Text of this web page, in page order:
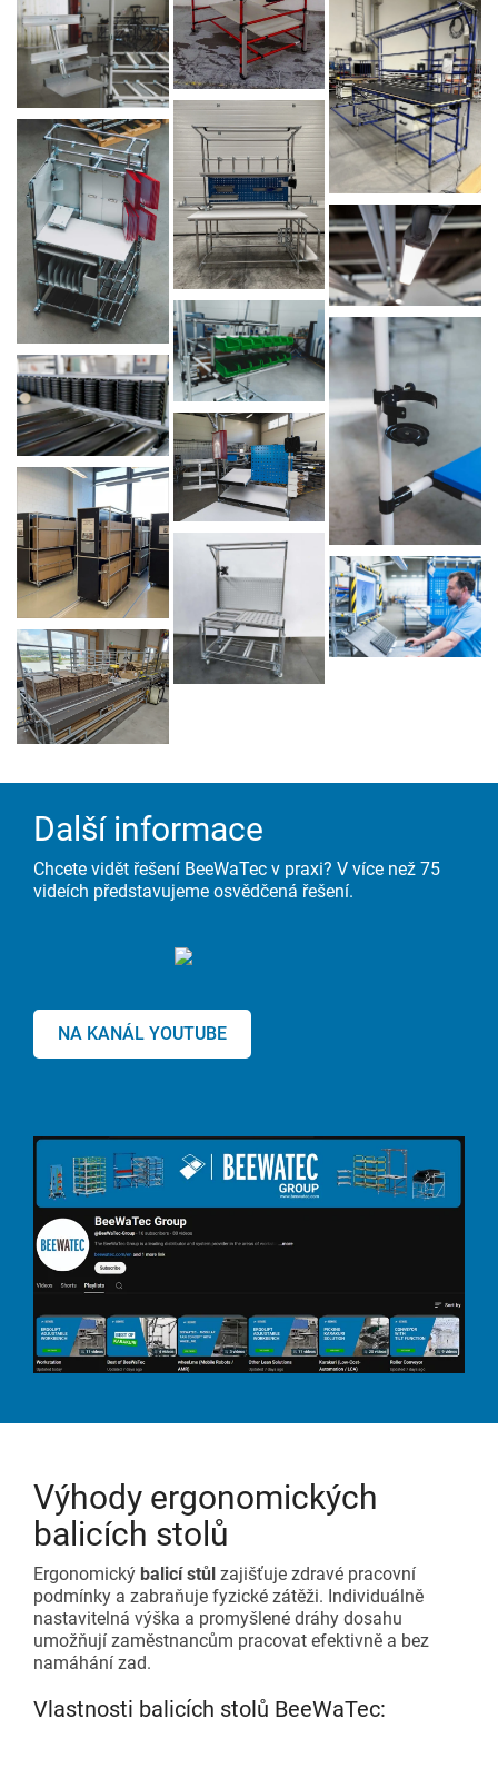
Další informace
Chcete vidět řešení BeeWaTec v praxi? V více než 75
videích představujeme osvědčená řešení.
NA KANÁL YOUTUBE
Výhody ergonomických
balicích stolů
Ergonomický balicí stůl zajišťuje zdravé pracovní
podmínky a zabraňuje fyzické zátěži. Individuálně
nastavitelná výška a promyšlené dráhy dosahu
umožňují zaměstnancům pracovat efektivně a bez
namáhání zad.
Vlastnosti balicích stolů BeeWaTec: